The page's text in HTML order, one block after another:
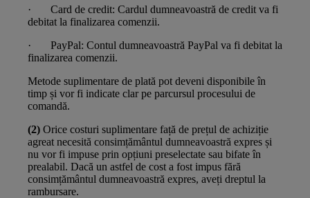
· Card de credit: Cardul dumneavoastră de credit va fi
debitat la finalizarea comenzii.
· PayPal: Contul dumneavoastră PayPal va fi debitat la
finalizarea comenzii.
Metode suplimentare de plată pot deveni disponibile în
timp și vor fi indicate clar pe parcursul procesului de
comandă.
(2) Orice costuri suplimentare față de prețul de achiziție
agreat necesită consimțământul dumneavoastră expres și
nu vor fi impuse prin opțiuni preselectate sau bifate în
prealabil. Dacă un astfel de cost a fost impus fără
consimțământul dumneavoastră expres, aveți dreptul la
rambursare.